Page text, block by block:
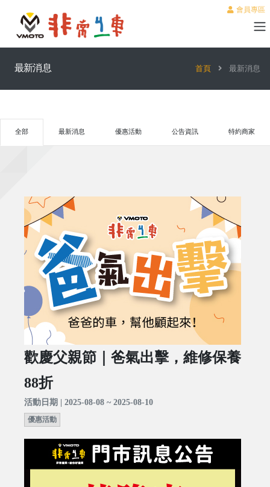
會員專區
最新消息 首頁 最新消息
全部 最新消息 優惠活動 公告資訊 特約商家
歡慶父親節｜爸氣出擊，維修保養
88折
活動日期 | 2025-08-08 ~ 2025-08-10
優惠活動